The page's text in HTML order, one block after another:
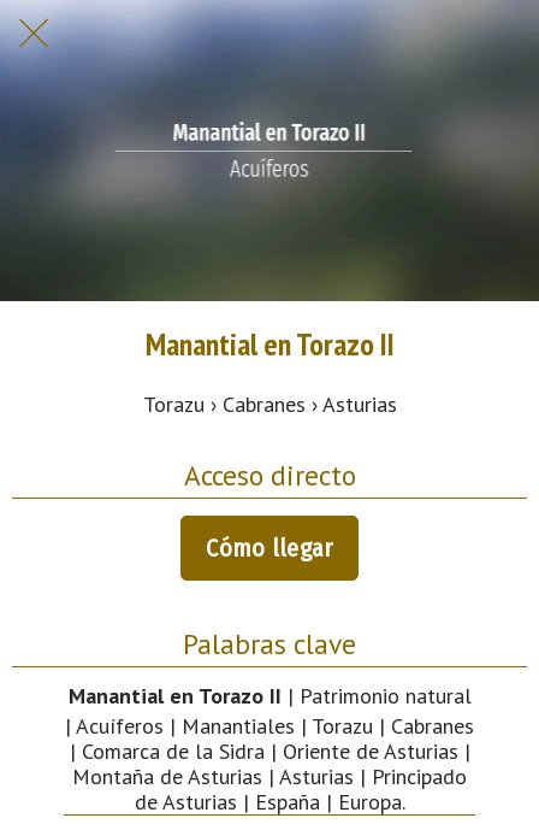
Manantial en Torazo II
Torazu › Cabranes › Asturias
Acceso directo
Cómo llegar
Palabras clave
Manantial en Torazo II | Patrimonio natural
| Acuíferos | Manantiales | Torazu | Cabranes
| Comarca de la Sidra | Oriente de Asturias |
Montaña de Asturias | Asturias | Principado
de Asturias | España | Europa.